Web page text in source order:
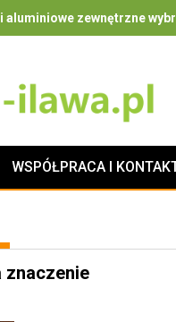
aluminiowe zewnętrzne
WSPÓŁPRACA I
znaczenie